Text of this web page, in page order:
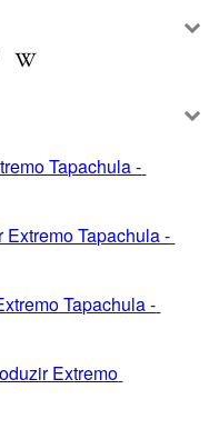
Tapachula -
Extremo Tapachula -
Tapachula -
Extremo